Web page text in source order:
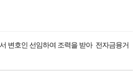
변호인 선임하여 조력을 받아 전자금융거